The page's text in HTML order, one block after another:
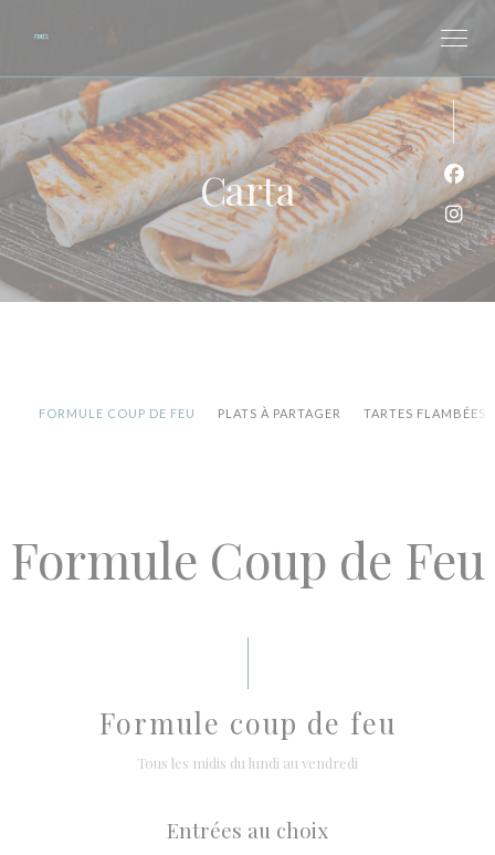
Carta
FORMULE COUP DE FEU PLATS À PARTAGER TARTES FLAMBÉES
Formule Coup de Feu
Formule coup de feu
Tous les midis du lundi au vendredi
Entrées au choix